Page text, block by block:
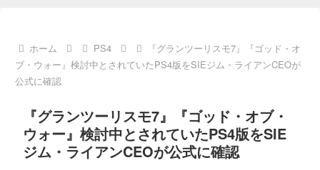
ホーム PS4
『グランツーリスモ7』『ゴッド・オ
ブ・ウォー』検討中とされていたPS4版をSIEジム・ライアンCEOが
公式に確認
『グランツーリスモ7』『ゴッド・オブ・
ウォー』検討中とされていたPS4版をSIE
ジム・ライアンCEOが公式に確認